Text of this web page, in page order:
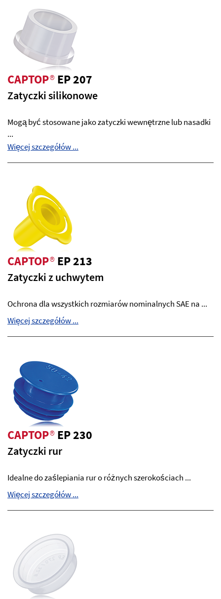
CAPTOP®EP 207
Zatyczki silikonowe
Mogą być stosowane jako zatyczki wewnętrzne lub nasadki
...
Więcej szczegółów ...
CAPTOP®EP 213
Zatyczki z uchwytem
Ochrona dla wszystkich rozmiarów nominalnych SAE na ...
Więcej szczegółów ...
CAPTOP®EP 230
Zatyczki rur
Idealne do zaślepiania rur o różnych szerokościach ...
Więcej szczegółów ...